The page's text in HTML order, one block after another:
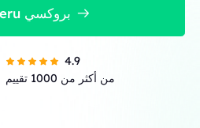
شراء Peru بروكسي
4.9
من أكثر من 1000 تقييم